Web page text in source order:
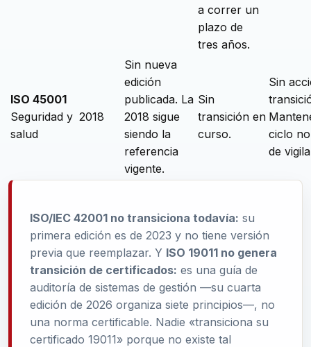
a correr un
plazo de
tres años.
ISO 45001
Seguridad y
salud
2018
Sin nueva
edición
publicada. La
2018 sigue
siendo la
referencia
vigente.
Sin
transición en
curso.
Sin
ciclo
de
ISO/IEC 42001 no transiciona todavía: su
primera edición es de 2023 y no tiene versión
previa que reemplazar. Y ISO 19011 no genera
transición de certificados: es una guía de
auditoría de sistemas de gestión —su cuarta
edición de 2026 organiza siete principios—, no
una norma certificable. Nadie «transiciona su
certificado 19011» porque no existe tal